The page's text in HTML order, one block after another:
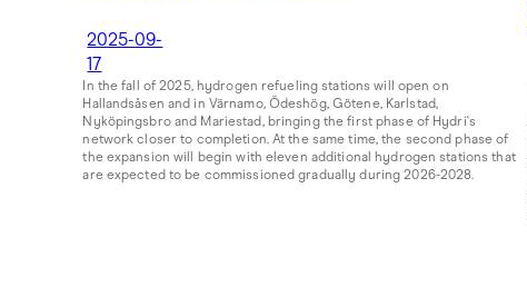
2025-09-
17
In the fall of 2025, hydrogen refueling stations will open on
Hallandsåsen and in Värnamo, Ödeshög, Götene, Karlstad,
Nyköpingsbro and Mariestad, bringing the first phase of Hydri's
network closer to completion. At the same time, the second phase of
the expansion will begin with eleven additional hydrogen stations that
are expected to be commissioned gradually during 2026-2028.